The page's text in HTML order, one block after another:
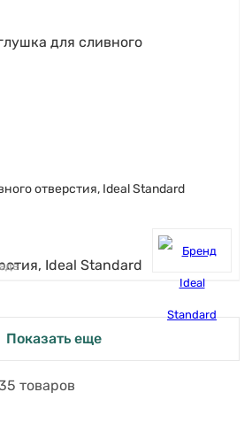
отверстия, Ideal Standard
Показать еще
товаров